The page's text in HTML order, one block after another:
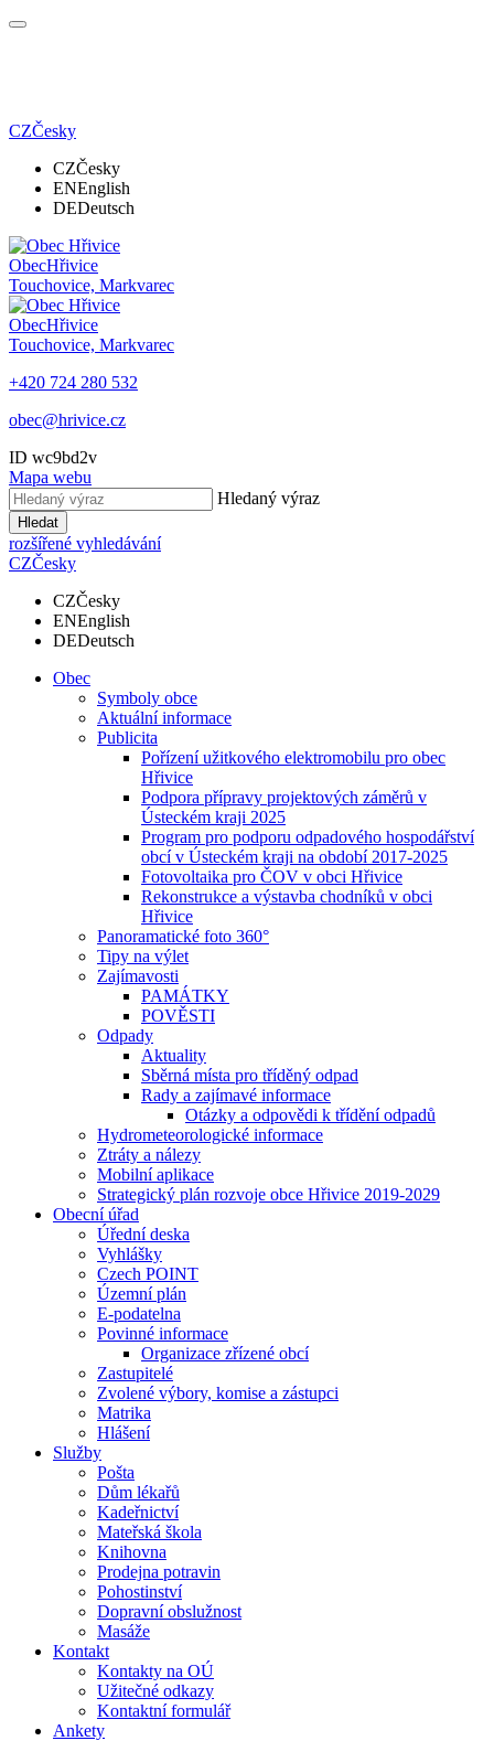
CZČesky
CZČesky
ENEnglish
DEDeutsch
ObecHřivice
Touchovice, Markvarec
ObecHřivice
Touchovice, Markvarec
+420 724 280 532
obec@hrivice.cz
ID wc9bd2v
Mapa webu
Hledaný výraz
Hledat
rozšířené vyhledávání
CZČesky
CZČesky
ENEnglish
DEDeutsch
Obec
Symboly obce
Aktuální informace
Publicita
Pořízení užitkového elektromobilu pro obec
Hřivice
Podpora přípravy projektových záměrů v
Ústeckém kraji 2025
Program pro podporu odpadového hospodářství
obcí v Ústeckém kraji na období 2017-2025
Fotovoltaika pro ČOV v obci Hřivice
Rekonstrukce a výstavba chodníků v obci
Hřivice
Panoramatické foto 360°
Tipy na výlet
Zajímavosti
PAMÁTKY
POVĚSTI
Odpady
Aktuality
Sběrná místa pro tříděný odpad
Rady a zajímavé informace
Otázky a odpovědi k třídění odpadů
Hydrometeorologické informace
Ztráty a nálezy
Mobilní aplikace
Strategický plán rozvoje obce Hřivice 2019-2029
Obecní úřad
Úřední deska
Vyhlášky
Czech POINT
Územní plán
E-podatelna
Povinné informace
Organizace zřízené obcí
Zastupitelé
Zvolené výbory, komise a zástupci
Matrika
Hlášení
Služby
Pošta
Dům lékařů
Kadeřnictví
Mateřská škola
Knihovna
Prodejna potravin
Pohostinství
Dopravní obslužnost
Masáže
Kontakt
Kontakty na OÚ
Užitečné odkazy
Kontaktní formulář
Ankety